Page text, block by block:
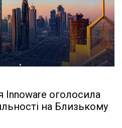
Innoware оголосила
на Близькому